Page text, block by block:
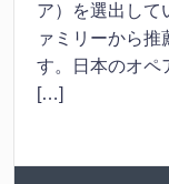
ア）を選出し
ァミリーから推
す。日本のオペ
[…]